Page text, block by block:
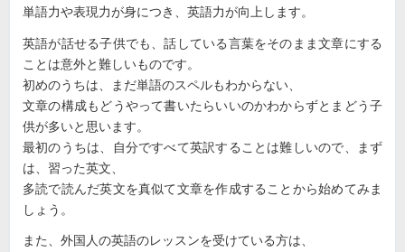
単語力や表現力が身につき、英語力が向上します。
英語が話せる子供でも、話している言葉をそのまま文章にする
ことは意外と難しいものです。
初めのうちは、まだ単語のスペルもわからない、
文章の構成もどうやって書いたらいいのかわからずとまどう子
供が多いと思います。
最初のうちは、自分ですべて英訳することは難しいので、まず
は、習った英文、
多読で読んだ英文を真似て文章を作成することから始めてみま
しょう。
また、外国人の英語のレッスンを受けている方は、